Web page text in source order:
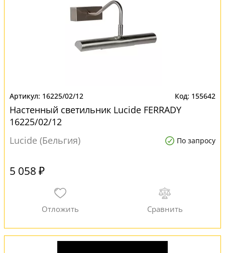
16225/02/12 155642
Настенный светильник Lucide FERRADY
16225/02/12
Lucide (Бельгия)
По запросу
5 058 ₽